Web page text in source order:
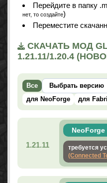
Перейдите в папку
нет, то создайте)
Переместите
СКАЧАТЬ МОД
1.21.11/1.20.4
Все
для NeoForge
для
1.21.11
NeoForge
требуется
(Connected